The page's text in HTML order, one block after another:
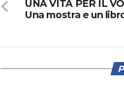
UNA VITA PER IL
Una mostra e un